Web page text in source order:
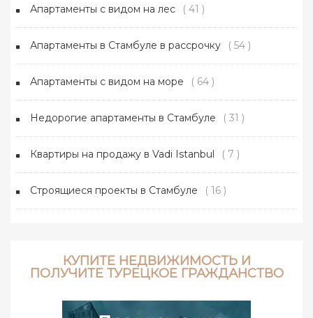
Апартаменты с видом на лес ( 41 )
Апартаменты в Стамбуле в рассрочку ( 54 )
Апартаменты с видом на море ( 64 )
Недорогие апартаменты в Стамбуле ( 31 )
Квартиры на продажу в Vadi Istanbul ( 7 )
Строящиеся проекты в Стамбуле ( 16 )
КУПИТЕ НЕДВИЖИМОСТЬ И
ПОЛУЧИТЕ ТУРЕЦКОЕ ГРАЖДАНСТВО